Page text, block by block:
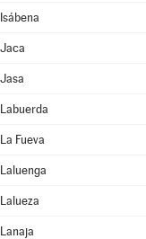
Isábena
Jaca
Jasa
Labuerda
La Fueva
Laluenga
Lalueza
Lanaja